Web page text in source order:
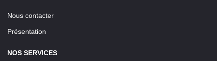
Nous contacter
Présentation
NOS SERVICES